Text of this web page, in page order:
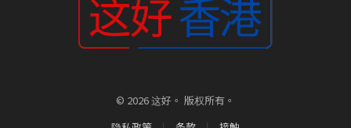
© 2026 这好。 版权所有。